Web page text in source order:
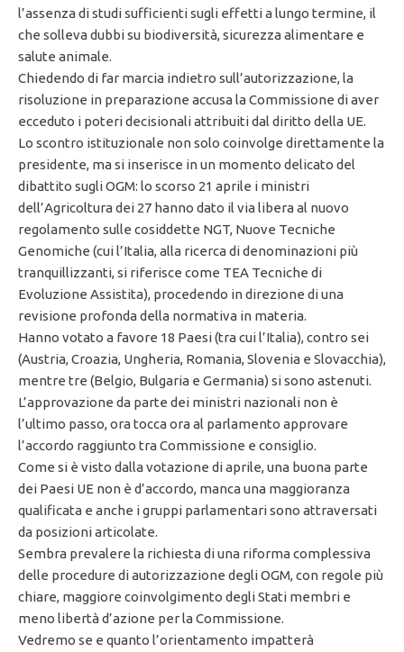
l’assenza di studi sufficienti sugli effetti a lungo termine, il
che solleva dubbi su biodiversità, sicurezza alimentare e
salute animale.
Chiedendo di far marcia indietro sull’autorizzazione, la
risoluzione in preparazione accusa la Commissione di aver
ecceduto i poteri decisionali attribuiti dal diritto della UE.
Lo scontro istituzionale non solo coinvolge direttamente la
presidente, ma si inserisce in un momento delicato del
dibattito sugli OGM: lo scorso 21 aprile i ministri
dell’Agricoltura dei 27 hanno dato il via libera al nuovo
regolamento sulle cosiddette NGT, Nuove Tecniche
Genomiche (cui l’Italia, alla ricerca di denominazioni più
tranquillizzanti, si riferisce come TEA Tecniche di
Evoluzione Assistita), procedendo in direzione di una
revisione profonda della normativa in materia.
Hanno votato a favore 18 Paesi (tra cui l’Italia), contro sei
(Austria, Croazia, Ungheria, Romania, Slovenia e Slovacchia),
mentre tre (Belgio, Bulgaria e Germania) si sono astenuti.
L’approvazione da parte dei ministri nazionali non è
l’ultimo passo, ora tocca ora al parlamento approvare
l’accordo raggiunto tra Commissione e consiglio.
Come si è visto dalla votazione di aprile, una buona parte
dei Paesi UE non è d’accordo, manca una maggioranza
qualificata e anche i gruppi parlamentari sono attraversati
da posizioni articolate.
Sembra prevalere la richiesta di una riforma complessiva
delle procedure di autorizzazione degli OGM, con regole più
chiare, maggiore coinvolgimento degli Stati membri e
meno libertà d’azione per la Commissione.
Vedremo se e quanto l’orientamento impatterà